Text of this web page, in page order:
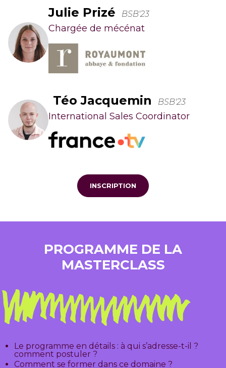
Julie Prizé BSB'23
Chargée de mécénat
Téo Jacquemin BSB'23
International Sales Coordinator
INSCRIPTION
PROGRAMME DE LA
MASTERCLASS
Le programme en détails : à qui s’adresse-t-il ?
comment postuler ?
Comment se former dans ce domaine ?